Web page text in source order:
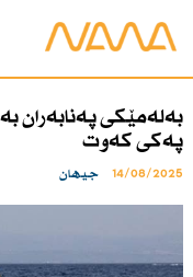
پەكی كەوت
14/08/2025 جیهان